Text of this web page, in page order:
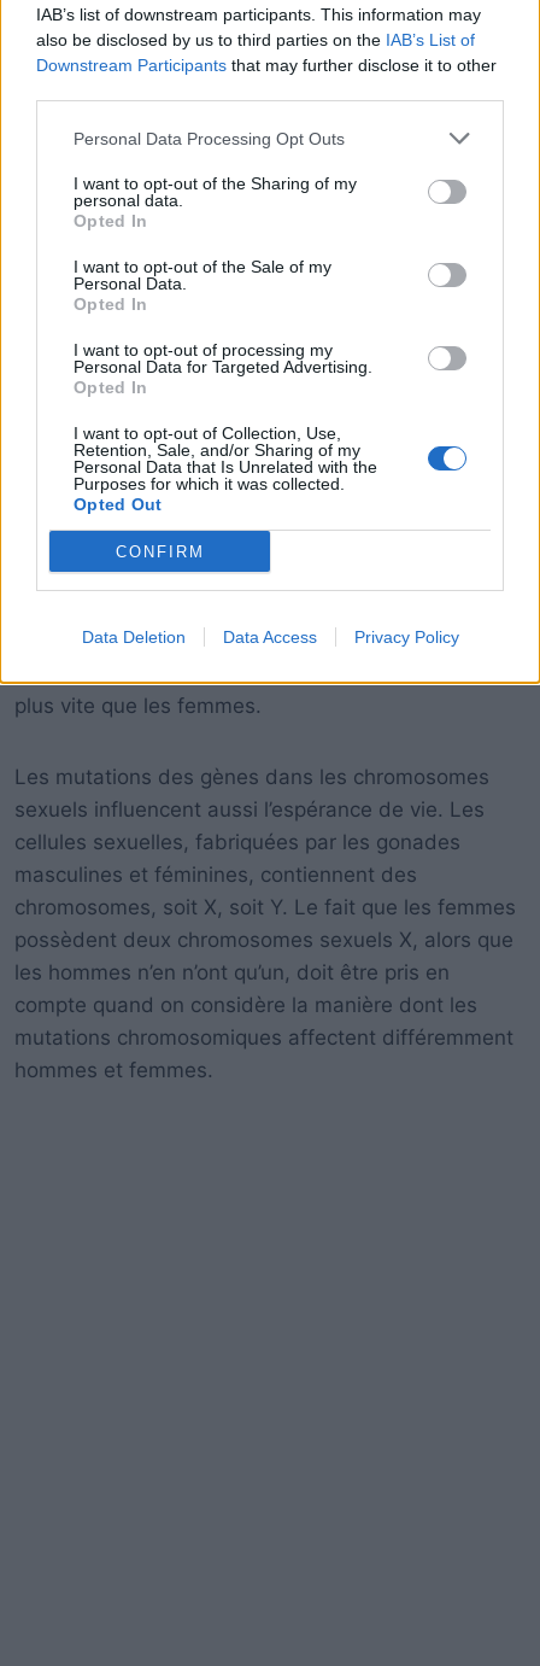
IAB’s list of downstream participants. This information may
also be disclosed by us to third parties on the IAB’s List of
Downstream Participants that may further disclose it to other
Personal Data Processing Opt Outs
I want to opt-out of the Sharing of my
personal data.
Opted In
I want to opt-out of the Sale of my
Personal Data.
Opted In
I want to opt-out of processing my
Personal Data for Targeted Advertising.
Opted In
I want to opt-out of Collection, Use,
Retention, Sale, and/or Sharing of my
Personal Data that Is Unrelated with the
Purposes for which it was collected.
Opted Out
CONFIRM
Data Deletion Data Access Privacy Policy
Davantage d’hommes meurent par suicides,
meurtres ou accidents de voiture et de maladies
cardiovasculaires que les femmes.
Cependant, le facteur principal qui influence
Les hommes vieillissent plus vite que les femmes
Les scientifiques pensent que la raison pour laquelle
les femmes vivent plus longtemps est due à la
mutation de leurs gènes. Les mutations de l’ADN
sont pas contrôlées, de sorte qu’elles s’accumulent
plus vite que les femmes.
Les mutations des gènes dans les chromosomes
sexuels influencent aussi l’espérance de vie. Les
cellules sexuelles, fabriquées par les gonades
masculines et féminines, contiennent des
chromosomes, soit X, soit Y. Le fait que les femmes
possèdent deux chromosomes sexuels X, alors que
les hommes n’en n’ont qu’un, doit être pris en
compte quand on considère la manière dont les
mutations chromosomiques affectent différemment
hommes et femmes.